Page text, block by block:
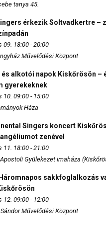
tanya 45.
érkezik Soltvadkertre –
09. 18:00 - 20:00
Művelődési Központ
alkotói napok Kiskőrösön –
gyerekeknek
10. 09:00 - 15:00
Háza
Singers koncert
zenével
11. 18:00 - 21:00
Gyülekezet imaháza
sakkfoglalkozás
12. 09:00 - 12:00
Művelődési Központ